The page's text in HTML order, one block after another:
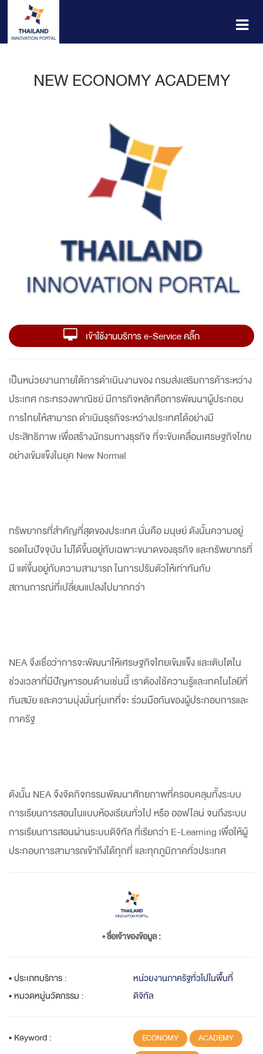
NEW ECONOMY ACADEMY
เข้าใช้งานบริการ e-Service คลิ๊ก
เป็นหน่วยงานภายใต้การดำเนินงานของ กรมส่งเสริมการค้าระหว่าง
ประเทศ กระทรวงพาณิชย์ มีภารกิจหลักคือการพัฒนาผู้ประกอบ
การไทยให้สามารถ ดำเนินธุรกิจระหว่างประเทศได้อย่างมี
ประสิทธิภาพ เพื่อสร้างนักรบทางธุรกิจ ที่จะขับเคลื่อนเศรษฐกิจไทย
อย่างเข้มแข็งในยุค New Normal
ทรัพยากรที่สำคัญที่สุดของประเทศ นั่นคือ มนุษย์ ดังนั้นความอยู่
รอดในปัจจุบัน ไม่ได้ขึ้นอยู่กับเฉพาะขนาดของธุรกิจ และทรัพยากรที่
มี แต่ขึ้นอยู่กับความสามารถ ในการปรับตัวให้เท่าทันกับ
สถานการณ์ที่เปลี่ยนแปลงไปมากกว่า
NEA จึงเชื่อว่าการจะพัฒนาให้เศรษฐกิจไทยเข้มแข็ง และเติบโตใน
ช่วงเวลาที่มีปัญหารอบด้านเช่นนี้ เราต้องใช้ความรู้และเทคโนโลยีที่
ทันสมัย และความมุ่งมั่นทุ่มเทที่จะ ร่วมมือกันของผู้ประกอบการและ
ภาครัฐ
ดังนั้น NEA จึงจัดกิจกรรมพัฒนาศักยภาพที่ครอบคลุมทั้งระบบ
การเรียนการสอนในแบบห้องเรียนทั่วไป หรือ ออฟไลน์ จนถึงระบบ
การเรียนการสอนผ่านระบบดิจิทัล ที่เรียกว่า E-Learning เพื่อให้ผู้
ประกอบการสามารถเข้าถึงได้ทุกที่ และทุกภูมิภาคทั่วประเทศ
• ชื่อเจ้าของข้อมูล :
• ประเภทบริการ :
หน่วยงานภาครัฐทั่วไปในพื้นที่
• หมวดหมู่นวัตกรรม :
ดิจิทัล
• Keyword : ECONOMY
ACADEMY